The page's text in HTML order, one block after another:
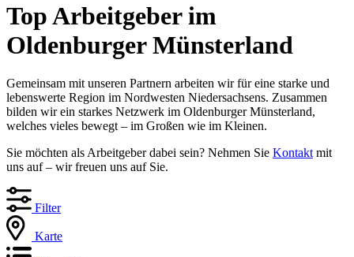
Top Arbeitgeber im
Oldenburger Münsterland
Gemeinsam mit unseren Partnern arbeiten wir für eine starke und
lebenswerte Region im Nordwesten Niedersachsens. Zusammen
bilden wir ein starkes Netzwerk im Oldenburger Münsterland,
welches vieles bewegt – im Großen wie im Kleinen.
Sie möchten als Arbeitgeber dabei sein? Nehmen Sie Kontakt mit
uns auf – wir freuen uns auf Sie.
Filter
Karte